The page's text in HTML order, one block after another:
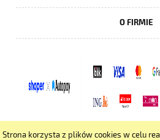
Strona korzysta z plików cookies w celu
O FIRMIE